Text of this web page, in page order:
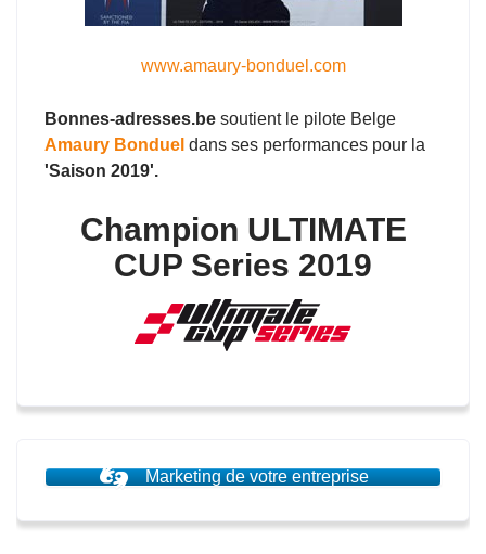
www.amaury-bonduel.com
Bonnes-adresses.be soutient le pilote Belge
Amaury Bonduel dans ses performances pour la
'Saison 2019'.
Champion ULTIMATE
CUP Series 2019
Marketing de votre entreprise